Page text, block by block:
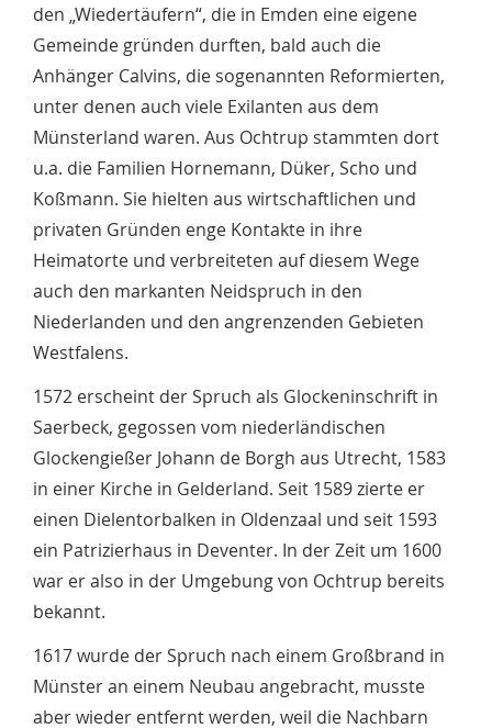
den „Wiedertäufern“, die in Emden eine eigene
Gemeinde gründen durften, bald auch die
Anhänger Calvins, die sogenannten Reformierten,
unter denen auch viele Exilanten aus dem
Münsterland waren. Aus Ochtrup stammten dort
u.a. die Familien Hornemann, Düker, Scho und
Koßmann. Sie hielten aus wirtschaftlichen und
privaten Gründen enge Kontakte in ihre
Heimatorte und verbreiteten auf diesem Wege
auch den markanten Neidspruch in den
Niederlanden und den angrenzenden Gebieten
Westfalens.
1572 erscheint der Spruch als Glockeninschrift in
Saerbeck, gegossen vom niederländischen
Glockengießer Johann de Borgh aus Utrecht, 1583
in einer Kirche in Gelderland. Seit 1589 zierte er
einen Dielentorbalken in Oldenzaal und seit 1593
ein Patrizierhaus in Deventer. In der Zeit um 1600
war er also in der Umgebung von Ochtrup bereits
bekannt.
1617 wurde der Spruch nach einem Großbrand in
Münster an einem Neubau angebracht, musste
aber wieder entfernt werden, weil die Nachbarn